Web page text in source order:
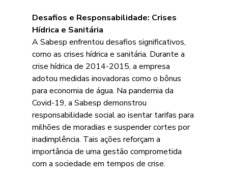
Desafios e Responsabilidade: Crises
Hídrica e Sanitária
A Sabesp enfrentou desafios significativos,
como as crises hídrica e sanitária. Durante a
crise hídrica de 2014-2015, a empresa
adotou medidas inovadoras como o bônus
para economia de água. Na pandemia da
Covid-19, a Sabesp demonstrou
responsabilidade social ao isentar tarifas para
milhões de moradias e suspender cortes por
inadimplência. Tais ações reforçam a
importância de uma gestão comprometida
com a sociedade em tempos de crise.